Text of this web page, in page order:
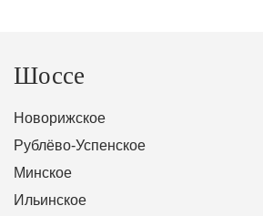
Шоссе
Новорижское
Рублёво-Успенское
Минское
Ильинское